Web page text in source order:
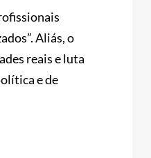
Aliás, o
reais e luta
e de